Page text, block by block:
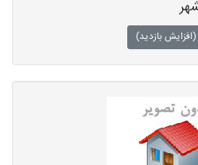
بازدید)